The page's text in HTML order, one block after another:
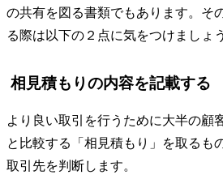
の共有を図る書類でもあります。そ
る際は以下の２点に気をつけましょう
相見積もりの内容を記載する
より良い取引を行うために大半の顧
と比較する「相見積もり」を取るも
取引先を判断します。